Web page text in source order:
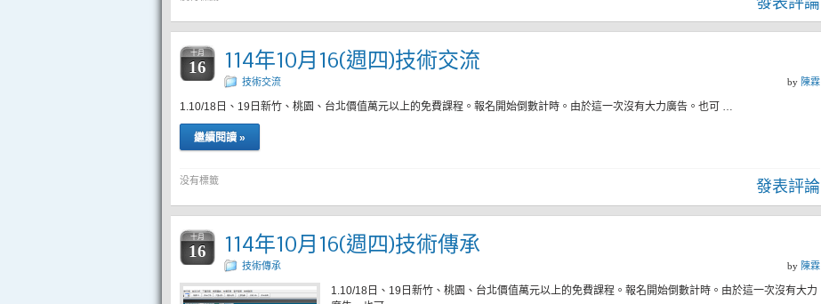
十月
16 114年10月16(週四)技術交流
技術交流 by 陳霖
1.10/18日、19日新竹、桃園、台北價值萬元以上的免費課程。報名開始倒數計時。由於這一次沒有大力廣告。也可 …
繼續閱讀 »
没有標籤 發表評論
十月
16 114年10月16(週四)技術傳承
技術傳承 by 陳霖
1.10/18日、19日新竹、桃園、台北價值萬元以上的免費課程。報名開始倒數計時。由於這一次沒有大力